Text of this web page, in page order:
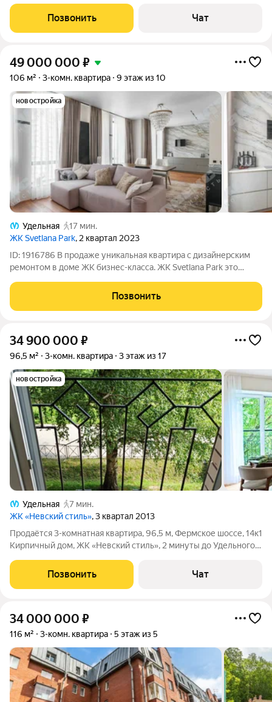
утепленный балкон с теплым полом 3.9 м2. Произведен
качественный ремонт с
Позвонить Чат
49 000 000 ₽
106 м² 3-комн. квартира 9 этаж из 10
новостройка
Удельная
17 мин.
ЖК Svetlana Park, 2 квартал 2023
ID: 1916786 В продаже уникальная квартира с дизайнерским
ремонтом в доме ЖК бизнес-класса. ЖК Svetlana Park это
новейшие технологии строительства. О КВАРТИРЕ: Ремонт
выполнен из качественных
Позвонить
34 900 000 ₽
96,5 м² 3-комн. квартира 3 этаж из 17
новостройка
Удельная
7 мин.
ЖК «Невский стиль», 3 квартал 2013
Продаётся 3-комнатная квартира, 96,5 м, Фермское шоссе, 14к1
Кирпичный дом, ЖК «Невский стиль», 2 минуты до Удельного
Просторная квартира с видом на парк прямо из окон кухни и
гостиной
Позвонить Чат
34 000 000 ₽
116 м² 3-комн. квартира 5 этаж из 5